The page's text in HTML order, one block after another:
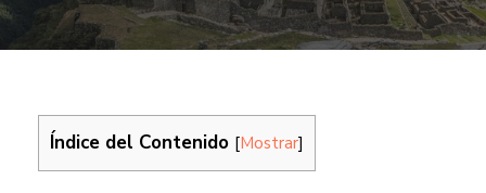
Índice del Contenido [Mostrar]